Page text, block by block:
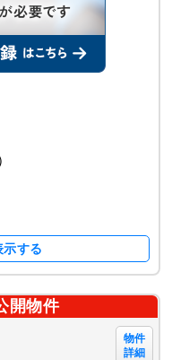
示する
開物件
物件
詳細